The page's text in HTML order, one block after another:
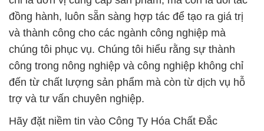
đồng hành, luôn sẵn sàng hợp tác để tạo ra giá trị
và thành công cho các ngành công nghiệp mà
chúng tôi phục vụ. Chúng tôi hiểu rằng sự thành
công trong nông nghiệp và công nghiệp không chỉ
đến từ chất lượng sản phẩm mà còn từ dịch vụ hỗ
trợ và tư vấn chuyên nghiệp.
Hãy đặt niềm tin vào Công Ty Hóa Chất Đắc